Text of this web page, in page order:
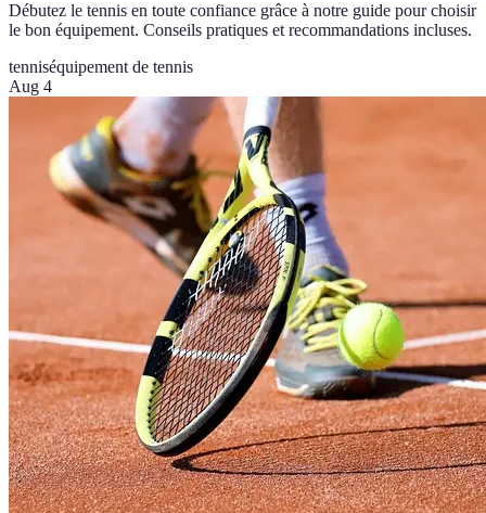
Débutez le tennis en toute confiance grâce à notre guide pour choisir
le bon équipement. Conseils pratiques et recommandations incluses.
tenniséquipement de tennis
Aug 4